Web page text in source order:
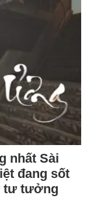
nhất Sài
đang sốt
tư tưởng